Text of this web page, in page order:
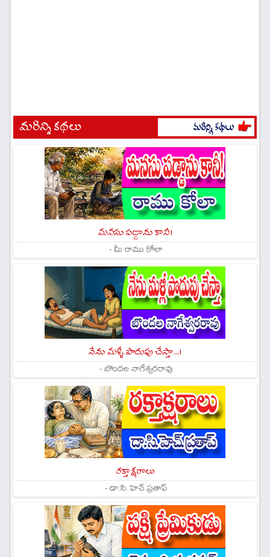
మరిన్ని కథలు
మనసు పడ్డాను కానీ!
- మీ రాము కోలా
నేను మళ్ళీ పొదుపు చేస్తా...!
- బొందల నాగేశ్వరరావు
రక్తాక్షరాలు
- డా:సి.హెచ్.ప్రతాప్